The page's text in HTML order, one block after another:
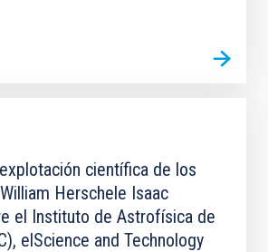
científica de los
Herschele Isaac
el Instituto de Astrofísica de
elScience and Technology